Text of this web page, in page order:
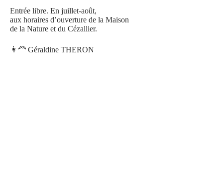
Entrée libre. En juillet-août,
aux horaires d’ouverture de la Maison
de la Nature et du Cézallier.
👩‍🦰 Géraldine THERON